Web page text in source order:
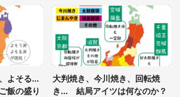
恐怖症の私は新幹線で大パニック。隣席の青
手を繋いで』とお願いしたら...」 体験談に
動
ゃってた〝野生の野菜〟に6.5万人戦慄
よそる...
飯の盛り
大判焼き、今川焼き、回転焼
き... 結局アイツは何なのか？